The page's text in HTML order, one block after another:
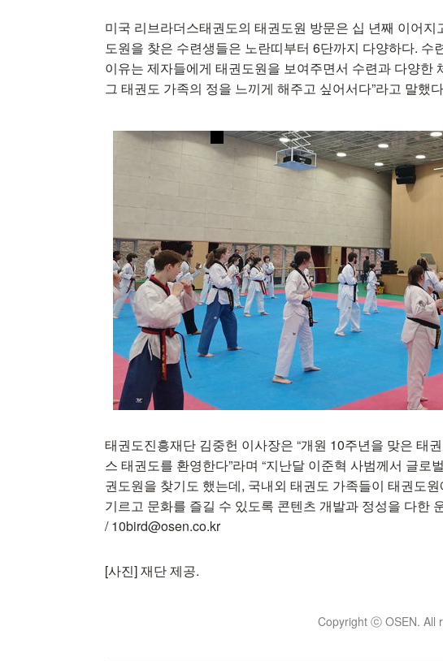
미국 리브라더스태권도의 태권도원 방문은 십 년째 이어지
도원을 찾은 수련생들은 노란띠부터 6단까지 다양하다. 수
이유는 제자들에게 태권도원을 보여주면서 수련과 다양한
그 태권도 가족의 정을 느끼게 해주고 싶어서다”라고 말했
태권도진흥재단 김중헌 이사장은 “개원 10주년을 맞은 태
스 태권도를 환영한다”라며 “지난달 이준혁 사범께서 글로
권도원을 찾기도 했는데, 국내외 태권도 가족들이 태권도
기르고 문화를 즐길 수 있도록 콘텐츠 개발과 정성을 다한
/ 10bird@osen.co.kr
[사진] 재단 제공.
Copyright ⓒ OSEN. All